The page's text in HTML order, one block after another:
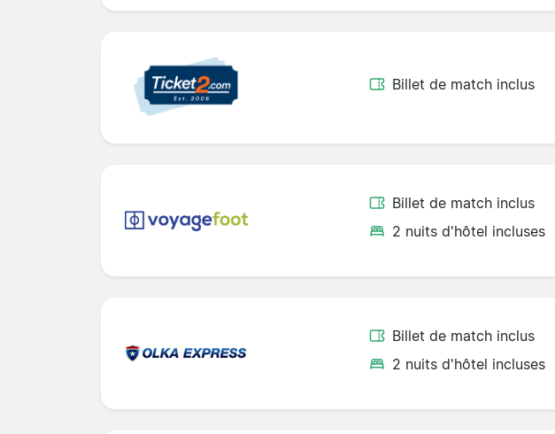
Billet de match inclus
Billet de match inclus
2 nuits d'hôtel incluses
Billet de match inclus
2 nuits d'hôtel incluses